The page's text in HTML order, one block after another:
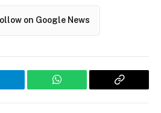
on Google News
WhatsApp
Copy